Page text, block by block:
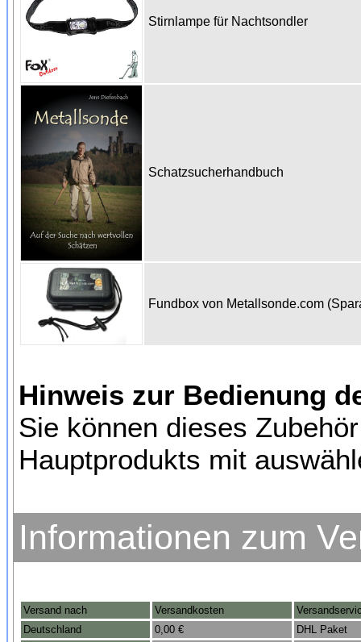
Stirnlampe für Nachtsondler
Schatzsucherhandbuch
Fundbox von Metallsonde.com
Hinweis zur Bedienung
Sie können dieses
Hauptprodukts mit
Informationen zum
Versand nach Versandkosten
Deutschland
0,00 €
DHL Paket